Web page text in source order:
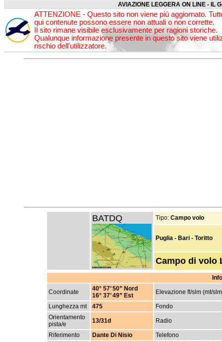
AVIAZIONE LEGGERA ON LINE - IL
ATTENZIONE - Questo sito non viene più aggiornato.
qui contenute possono essere non attuali o non corrette.
Il sito rimane visibile esclusivamente per ragioni storiche.
Qualunque informazione presente in questo sito viene
rischio dell'utilizzatore.
BATDQ Tipo: Campo volo
Puglia - Bari - Toritto
Campo di volo
Coordinate
40° 57’ 50” Nord
16° 37’ 49” Est
Elevazione ft/slm (mt/
Lunghezza mt 475
Fondo
Orientamento
pista/e
13/31d Radio
Riferimento Dante Di Nisio Telefono